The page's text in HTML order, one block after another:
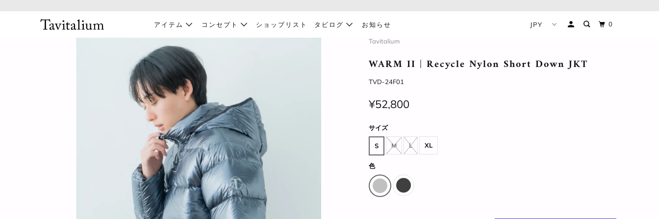
0
アイテム コンセプト ショップリスト タビログ お知らせ
Tavitalium
WARM II | Recycle Nylon Short Down JKT
TVD-24F01
¥52,800
サイズ
S M L XL
色